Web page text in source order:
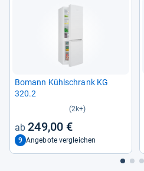
Bomann Kühl­schrank KG
320.2
(2k+)
249,00 €
9 Angebote vergleichen